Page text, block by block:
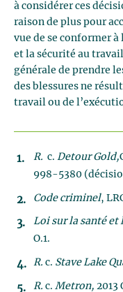
à considérer ces
raison de plus pour
vue de se conformer
et la sécurité au
générale de prendre
des blessures ne
travail ou de
R. c. Detour Gold,
998-5380
Code criminel,
Loi sur la santé et
O.1.
R. c. Stave Lake
R. c. Metron, 2013